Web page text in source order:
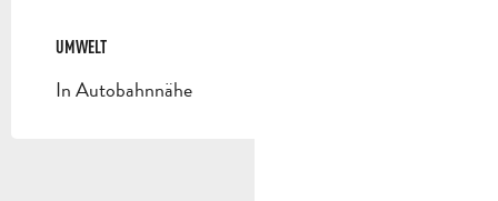
UMWELT
UMWELT
In Autobahnnähe